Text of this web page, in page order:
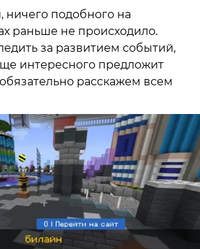
ничего подобного на
раньше не происходило.
за развитием событий,
интересного предложит
расскажем всем